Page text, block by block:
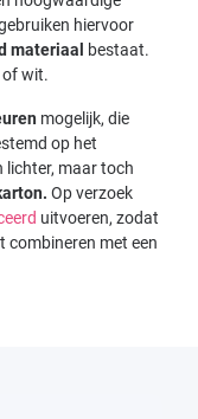
hiervoor
materiaal bestaat.
of wit.
mogelijk, die
op het
lichter, maar toch
Op verzoek
uitvoeren, zodat
combineren met een